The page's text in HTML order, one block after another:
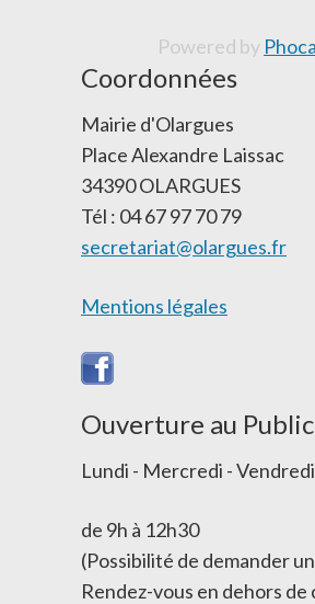
Powered by
Coordonnées
Mairie d'Olargues
Place Alexandre Laissac
34390 OLARGUES
Tél : 04 67 97 70 79
secretariat@olargues.fr
Mentions légales
Ouverture au Public
Lundi - Mercredi - Vendredi
de 9h à 12h30
(Possibilité de demander un
Rendez-vous en dehors de